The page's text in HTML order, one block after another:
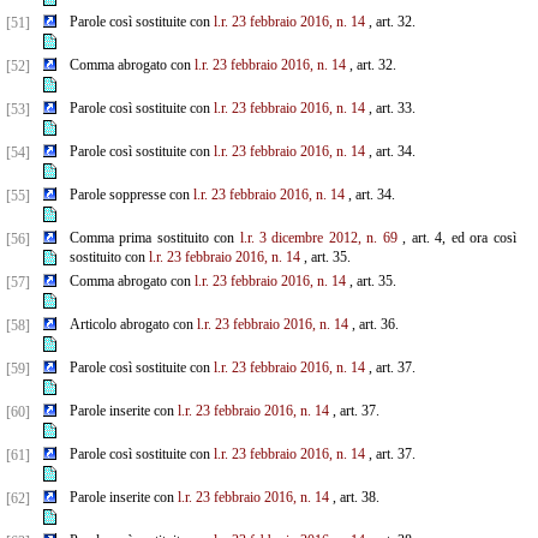
[51] Parole così sostituite con l.r. 23 febbraio 2016, n. 14, art. 32.
[52] Comma abrogato con l.r. 23 febbraio 2016, n. 14, art. 32.
[53] Parole così sostituite con l.r. 23 febbraio 2016, n. 14, art. 33.
[54] Parole così sostituite con l.r. 23 febbraio 2016, n. 14, art. 34.
[55] Parole soppresse con l.r. 23 febbraio 2016, n. 14, art. 34.
[56] Comma prima sostituito con l.r. 3 dicembre 2012, n. 69, art. 4, ed ora così
sostituito con l.r. 23 febbraio 2016, n. 14, art. 35.
[57]
Comma abrogato con l.r. 23 febbraio 2016, n. 14, art. 35.
[58] Articolo abrogato con l.r. 23 febbraio 2016, n. 14, art. 36.
[59] Parole così sostituite con l.r. 23 febbraio 2016, n. 14, art. 37.
[60] Parole inserite con l.r. 23 febbraio 2016, n. 14, art. 37.
[61] Parole così sostituite con l.r. 23 febbraio 2016, n. 14, art. 37.
[62] Parole inserite con l.r. 23 febbraio 2016, n. 14, art. 38.